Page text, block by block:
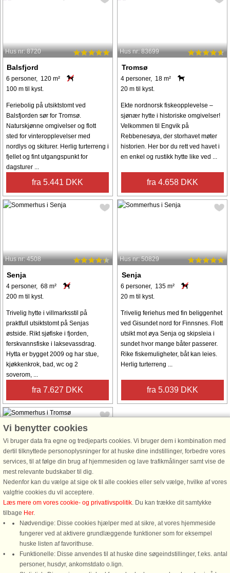
Hus nr: 8720
Balsfjord
6 personer, 120 m²
100 m til kyst.
Feriebolig på utsiktstomt ved
Balsfjorden sør for Tromsø.
Naturskjønne omgivelser og flott
sted for vinteropplevelser med
nordlys og skiturer. Herlig turterreng i
fjellet og fint utgangspunkt for
dagsturer ...
fra 5.441 DKK
Hus nr: 83699
Tromsø
4 personer, 18 m²
20 m til kyst.
Ekte nordnorsk fiskeopplevelse –
sjønær hytte i historiske omgivelser!
Velkommen til Engvik på
Rebbenesøya, der storhavet møter
historien. Her bor du rett ved havet i
en enkel og rustikk hytte like ved ...
fra 4.658 DKK
Hus nr: 4508
Senja
4 personer, 68 m²
200 m til kyst.
Trivelig hytte i villmarksstil på
praktfull utsiktstomt på Senjas
østside. Rikt sjøfiske i fjorden,
ferskvannsfiske i laksevassdrag.
Hytta er bygget 2009 og har stue,
kjøkkenkrok, bad, wc og 2
soverom, ...
fra 7.627 DKK
Hus nr: 50829
Senja
6 personer, 135 m²
20 m til kyst.
Trivelig feriehus med fin beliggenhet
ved Gisundet nord for Finnsnes. Flott
utsikt mot øya Senja og skipsleia i
sundet hvor mange båter passerer.
Rike fiskemuligheter, båt kan leies.
Herlig turterreng ...
fra 5.039 DKK
Tromsø
4 personer, 65 m²
100 m til kyst.
Ekte nordnorsk fiskeopplevelse –
sjønær leilighet i historiske
omgivelser! Velkommen til Engvik på
Rebbenesøya, der storhavet møter
historien. Her bor du rett på
Vi benytter cookies
Vi bruger data fra egne og tredjeparts cookies. Vi bruger dem i kombination med
dertil tilknyttede personoplysninger for at huske dine indstillinger, forbedre vores
services, til at følge din brug af hjemmesiden og lave trafikmålinger samt vise de
mest relevante budskaber til dig.
Nedenfor kan du vælge at sige ok til alle cookies eller selv vælge, hvilke af vores
valgfrie cookies du vil acceptere.
Læs mere om vores cookie- og privatlivspolitik. Du kan trække dit samtykke
tilbage Her.
Nødvendige: Disse cookies hjælper med at sikre, at vores hjemmeside
fungerer ved at aktivere grundlæggende funktioner som for eksempel
huske listen af favorithuse.
Funktionelle: Disse anvendes til at huske dine søgeindstillinger, f.eks. antal
personer, husdyr, ankomstdato o.lign.